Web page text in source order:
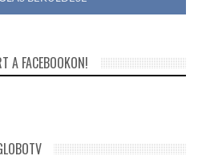
A FACEBOOKON!